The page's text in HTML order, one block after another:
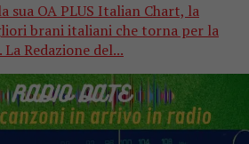
sua OA PLUS Italian Chart, la
brani italiani che torna per la
Redazione del...